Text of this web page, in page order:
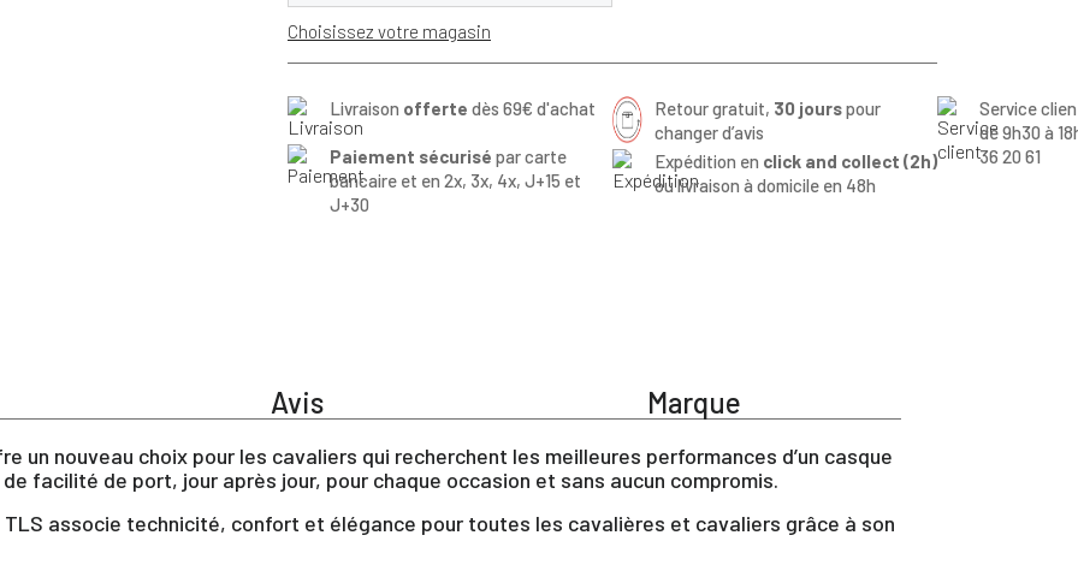
Choisissez votre magasin
Livraison offerte dès 69€ d'achat
Paiement sécurisé par carte
bancaire et en 2x, 3x, 4x, J+15 et
J+30
Retour gratuit, 30 jourspour
changer d’avis
Expédition en click and collect (2h)
ou livraison à domicile en 48h
Service
de 9h30 à
36 20 61
Avis Marque
un nouveau choix pour les cavaliers qui recherchent les meilleures performances d’un casque
facilité de port, jour après jour, pour chaque occasion et sans aucun compromis.
TLS associe technicité, confort et élégance pour toutes les cavalières et cavaliers grâce à son